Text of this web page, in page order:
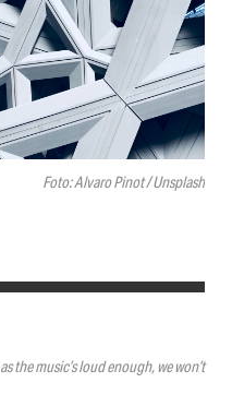
Foto: Alvaro Pinot / Unsplash
the music’s loud enough, we won’t